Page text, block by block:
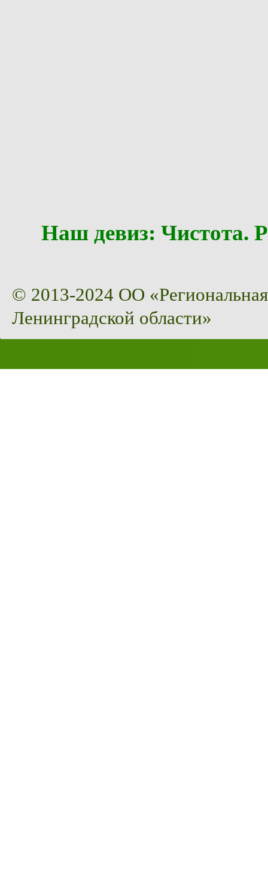
Наш девиз:
© 2013-2024 ОО
Ленинградской области»